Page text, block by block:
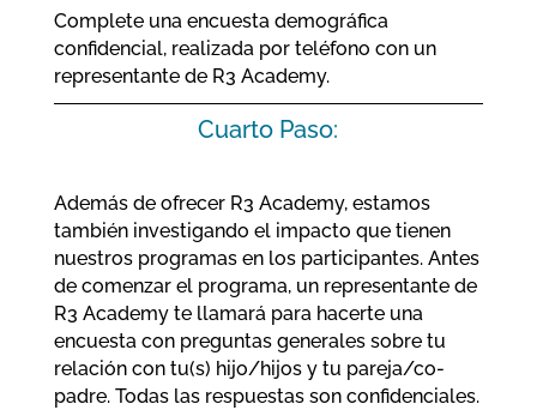
Complete una encuesta demográfica
confidencial, realizada por teléfono con un
representante de R3 Academy.
Cuarto Paso:
Además de ofrecer R3 Academy, estamos
también investigando el impacto que tienen
nuestros programas en los participantes. Antes
de comenzar el programa, un representante de
R3 Academy te llamará para hacerte una
encuesta con preguntas generales sobre tu
relación con tu(s) hijo/hijos y tu pareja/co-
padre. Todas las respuestas son confidenciales.